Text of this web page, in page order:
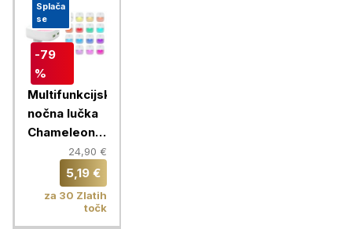
Splača
se
-79
%
Multifunkcijska
nočna lučka
Chameleon +
hišni polnilec
2x USB
24,90 €
5,19 €
za 30 Zlatih
točk